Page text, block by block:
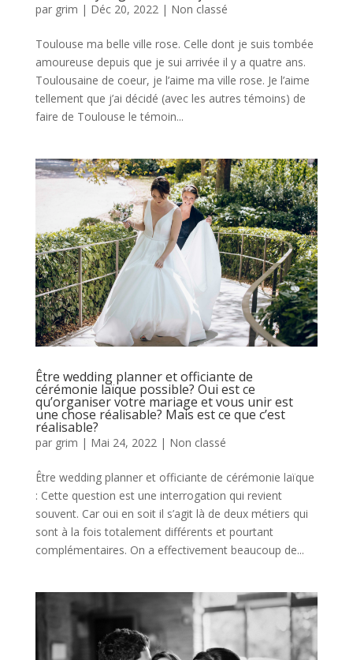
par grim | Déc 20, 2022 | Non classé
Toulouse ma belle ville rose. Celle dont je suis tombée
amoureuse depuis que je sui arrivée il y a quatre ans.
Toulousaine de coeur, je l’aime ma ville rose. Je l’aime
tellement que j’ai décidé (avec les autres témoins) de
faire de Toulouse le témoin...
Être wedding planner et officiante de
cérémonie laïque possible? Oui est ce
qu’organiser votre mariage et vous unir est
une chose réalisable? Mais est ce que c’est
réalisable?
par grim | Mai 24, 2022| Non classé
Être wedding planner et officiante de cérémonie laïque
: Cette question est une interrogation qui revient
souvent. Car oui en soit il s’agit là de deux métiers qui
sont à la fois totalement différents et pourtant
complémentaires. On a effectivement beaucoup de...